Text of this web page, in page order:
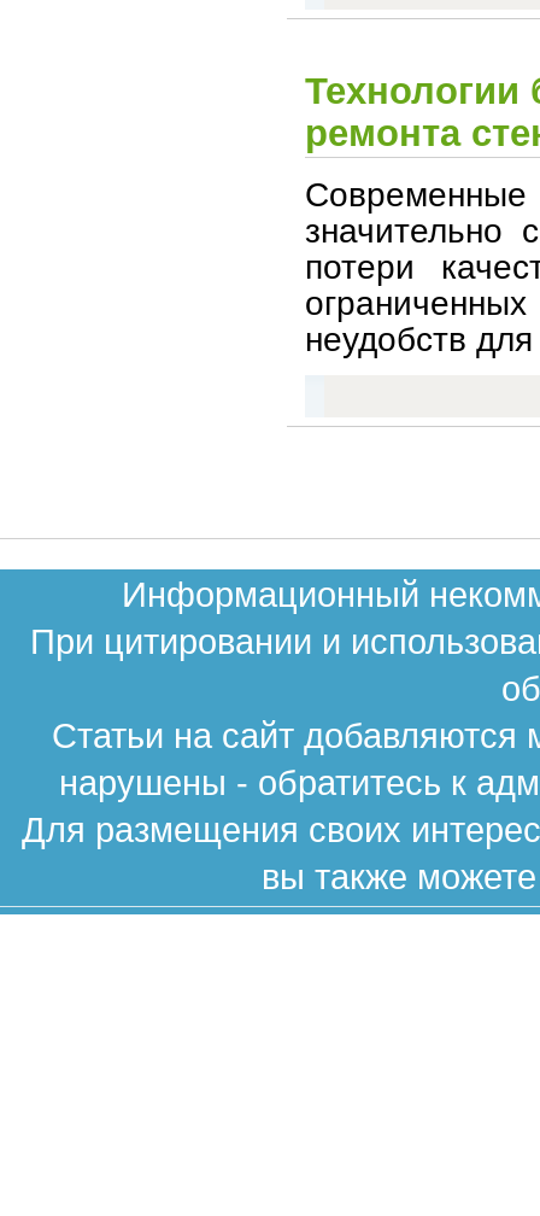
Технологии
ремонта
значительно
потери
неудобств
Информационный
При цитировании и
Статьи на сайт
нарушены - обратитесь к
Для размещения своих
вы также